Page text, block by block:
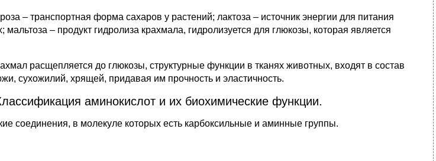
– транспортная форма сахаров у растений; лактоза – источник энергии для питания
– продукт гидролиза крахмала, гидролизуется для глюкозы, которая является
расщепляется до глюкозы, структурные функции в тканях животных, входят в состав
сухожилий, хрящей, придавая им прочность и эластичность.
аминокислот и их биохимические функции.
соединения, в молекуле которых есть карбоксильные и аминные группы.